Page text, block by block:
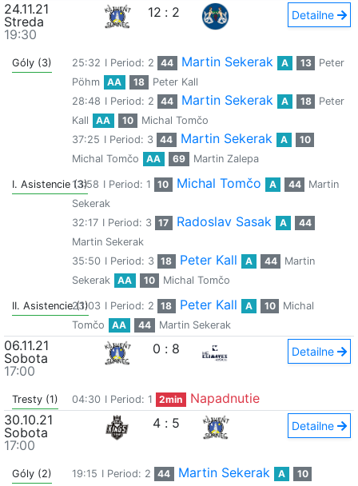
24.11.21
Streda
19:30
12 : 2 Detailne
Góly (3) 25:32 I Period: 2 44 Martin Sekerak A 13
Peter
Pöhm
AA 18
Peter Kall
28:48 I Period: 2 44 Martin Sekerak A 18
Peter
Kall
AA 10
Michal Tomčo
37:25 I Period: 3 44 Martin Sekerak A
10
Michal Tomčo
AA 69 Martin Zalepa
I. Asistencie (3)
13:58 I Period: 1 10 Michal Tomčo A 44
Martin
Sekerak
32:17 I Period: 3 17 Radoslav Sasak A
44
Martin Sekerak
35:50 I Period: 3 18 Peter Kall A 44
Martin
Sekerak
AA 10 Michal Tomčo
II. Asistencie (1)
23:03 I Period: 2 18 Peter Kall A 10
Michal
Tomčo
AA 44 Martin Sekerak
06.11.21
Sobota
17:00
0 : 8 Detailne
Tresty (1) 04:30 I Period: 1 2min
Napadnutie
30.10.21
Sobota
17:00
4 : 5 Detailne
Góly (2) 19:15 I Period: 2 44 Martin Sekerak A
10